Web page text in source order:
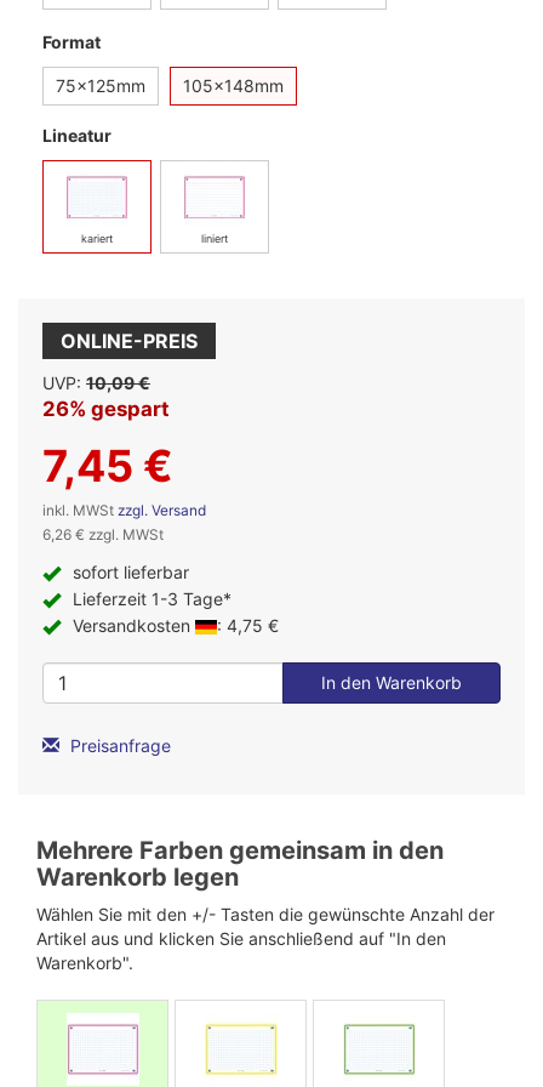
Format
75x125mm 105x148mm
Lineatur
kariert liniert
ONLINE-PREIS
UVP: 10,09 €
26% gespart
7,45 €
inkl. MWSt zzgl. Versand
6,26 € zzgl. MWSt
sofort lieferbar
Lieferzeit 1-3 Tage*
Versandkosten
: 4,75 €
Preisanfrage
Mehrere Farben gemeinsam in den
Warenkorb legen
Wählen Sie mit den +/- Tasten die gewünschte Anzahl der
Artikel aus und klicken Sie anschließend auf "In den
Warenkorb".